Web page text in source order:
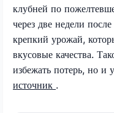
клубней по
через две недели
крепкий урожай,
вкусовые качества.
избежать потерь, но и
источник .